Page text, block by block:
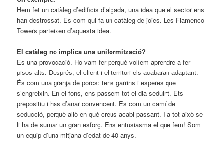
Hem fet un catàleg d’edificis d’alçada, una idea que el sector ens
han destrossat. Es com qui fa un catàleg de joies. Les Flamenco
Towers parteixen d’aquesta idea.
El catàleg no implica una uniformització?
Es una provocació. Ho vam fer perquè volíem aprendre a fer
pisos alts. Després, el client i el territori els acabaran adaptant.
És com una granja de porcs: tens garrins i esperes que
s’engreixin. En el fons, ens passem tot el dia seduint. Ets
prepositiu i has d’anar convencent. Es com un camí de
seducció, perquè allò en què creus acabi passant. I a tot això se
li ha de sumar un gran esforç. Ens entusiasma el que fem! Som
un equip d’una mitjana d’edat de 40 anys.